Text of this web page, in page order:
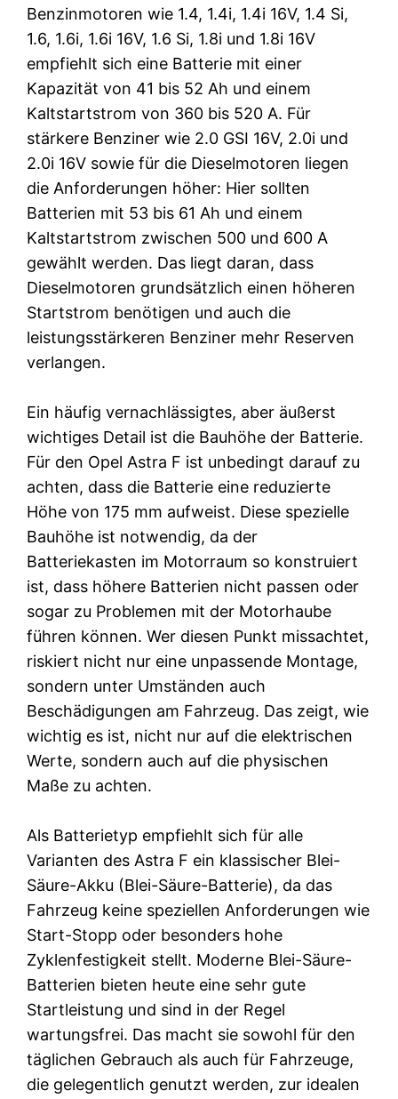
Benzinmotoren wie 1.4, 1.4i, 1.4i 16V, 1.4 Si,
1.6, 1.6i, 1.6i 16V, 1.6 Si, 1.8i und 1.8i 16V
empfiehlt sich eine Batterie mit einer
Kapazität von 41 bis 52 Ah und einem
Kaltstartstrom von 360 bis 520 A. Für
stärkere Benziner wie 2.0 GSI 16V, 2.0i und
2.0i 16V sowie für die Dieselmotoren liegen
die Anforderungen höher: Hier sollten
Batterien mit 53 bis 61 Ah und einem
Kaltstartstrom zwischen 500 und 600 A
gewählt werden. Das liegt daran, dass
Dieselmotoren grundsätzlich einen höheren
Startstrom benötigen und auch die
leistungsstärkeren Benziner mehr Reserven
verlangen.
Ein häufig vernachlässigtes, aber äußerst
wichtiges Detail ist die Bauhöhe der Batterie.
Für den Opel Astra F ist unbedingt darauf zu
achten, dass die Batterie eine reduzierte
Höhe von 175 mm aufweist. Diese spezielle
Bauhöhe ist notwendig, da der
Batteriekasten im Motorraum so konstruiert
ist, dass höhere Batterien nicht passen oder
sogar zu Problemen mit der Motorhaube
führen können. Wer diesen Punkt missachtet,
riskiert nicht nur eine unpassende Montage,
sondern unter Umständen auch
Beschädigungen am Fahrzeug. Das zeigt, wie
wichtig es ist, nicht nur auf die elektrischen
Werte, sondern auch auf die physischen
Maße zu achten.
Als Batterietyp empfiehlt sich für alle
Varianten des Astra F ein klassischer Blei-
Säure-Akku (Blei-Säure-Batterie), da das
Fahrzeug keine speziellen Anforderungen wie
Start-Stopp oder besonders hohe
Zyklenfestigkeit stellt. Moderne Blei-Säure-
Batterien bieten heute eine sehr gute
Startleistung und sind in der Regel
wartungsfrei. Das macht sie sowohl für den
täglichen Gebrauch als auch für Fahrzeuge,
die gelegentlich genutzt werden, zur idealen